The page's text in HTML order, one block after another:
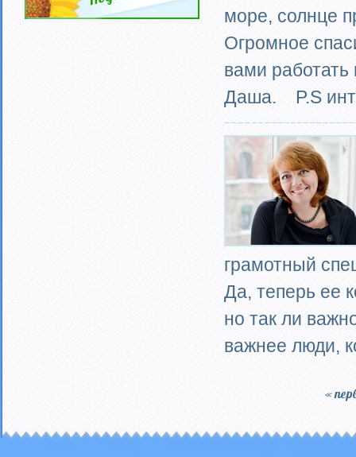
море, солнце
Огромное
вами
Даша. P.S
грамотный
Да, теперь ее
но так ли
важнее люди,
«